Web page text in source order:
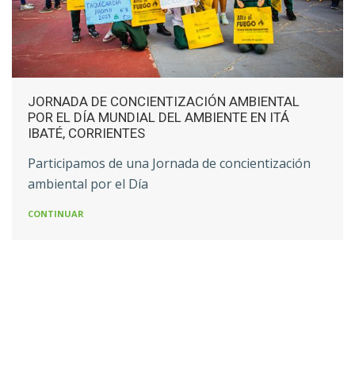
JORNADA DE CONCIENTIZACIÓN AMBIENTAL
POR EL DÍA MUNDIAL DEL AMBIENTE EN ITÁ
IBATÉ, CORRIENTES
Participamos de una Jornada de concientización
ambiental por el Día
CONTINUAR